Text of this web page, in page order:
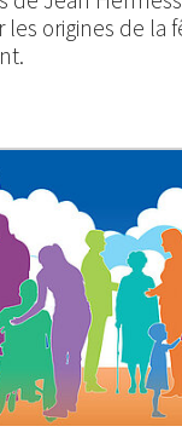
les origines de la